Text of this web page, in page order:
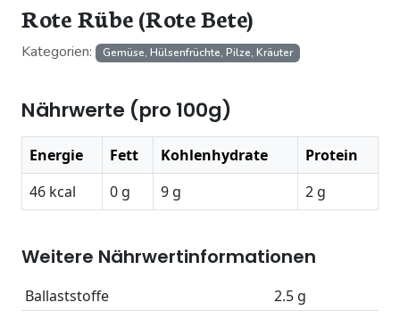
Rote Rübe (Rote Bete)
Kategorien: Gemüse, Hülsenfrüchte, Pilze, Kräuter
Nährwerte (pro 100g)
Energie Fett Kohlenhydrate
Protein
46 kcal
0 g 9 g 2 g
Weitere Nährwertinformationen
Ballaststoffe 2.5 g